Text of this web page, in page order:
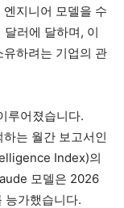
지니어 모델을 수
러에 달하며, 이
하려는 기업의 관
루어졌습니다.
는 월간 보고서인
Index)의
모델은 2026
능가했습니다.